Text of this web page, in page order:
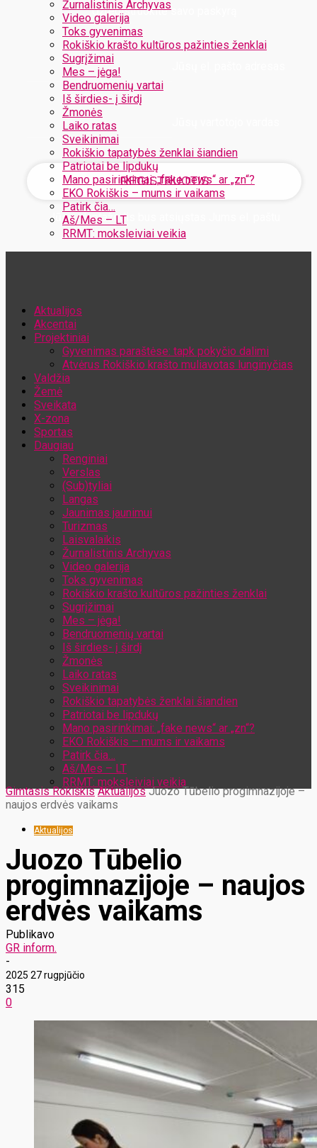
Žurnalistinis Archyvas
Video galerija
Toks gyvenimas
Rokiškio krašto kultūros pažinties ženklai
Sugrįžimai
Mes – jėga!
Bendruomenių vartai
Iš širdies- į širdį
Žmonės
Laiko ratas
Sveikinimai
Rokiškio tapatybės ženklai šiandien
Patriotai be lipdukų
Mano pasirinkimai: „fake news“ ar „zn“?
EKO Rokiškis – mums ir vaikams
Patirk čia…
Aš/Mes – LT
RRMT: moksleiviai veikia
Užregistruokite savo paskyrą
Jūsų slaptažodis bus atsiųstas Jums el. paštu
Aktualijos
Akcentai
Projektiniai
Gyvenimas paraštėse: tapk pokyčio dalimi
Atvėrus Rokiškio krašto muliavotas lunginyčias
Valdžia
Žemė
Sveikata
X-zona
Sportas
Daugiau
Renginiai
Verslas
(Sub)tyliai
Langas
Jaunimas jaunimui
Turizmas
Laisvalaikis
Žurnalistinis Archyvas
Video galerija
Toks gyvenimas
Rokiškio krašto kultūros pažinties ženklai
Sugrįžimai
Mes – jėga!
Bendruomenių vartai
Iš širdies- į širdį
Žmonės
Laiko ratas
Sveikinimai
Rokiškio tapatybės ženklai šiandien
Patriotai be lipdukų
Mano pasirinkimai: „fake news“ ar „zn“?
EKO Rokiškis – mums ir vaikams
Patirk čia…
Aš/Mes – LT
RRMT: moksleiviai veikia
Gimtasis Rokiškis Aktualijos Juozo Tūbelio progimnazijoje –
naujos erdvės vaikams
Aktualijos
Juozo Tūbelio
progimnazijoje – naujos
erdvės vaikams
Publikavo
GR inform.
-
2025 27 rugpjūčio
315
0